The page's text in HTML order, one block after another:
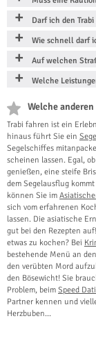
Darf ich den
Wie schnell darf
Auf welchen
Welche
Welche
Trabi fahren ist ein
hinaus führt Sie ein
Segelschiffes
scheinen lassen. Egal,
genießen, eine steife
dem Segelausflug
können Sie im
sich vom erfahrenen
lassen. Die asiatische
gut bei den Rezepten
etwas zu kochen? Bei
bestehende Menü an
den verübten Mord
den Bösewicht! Sie
Problem, beim Speed
Partner kennen und
Herzbuben…